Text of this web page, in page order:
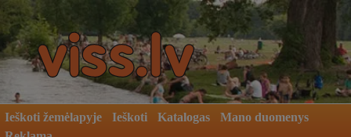
Ieškoti žemėlapyje Ieškoti Katalogas
Mano duomenys